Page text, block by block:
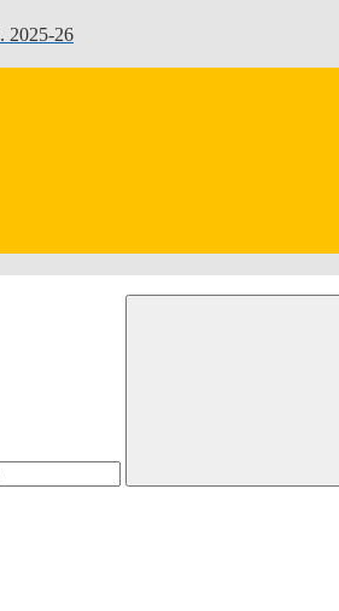
2025-26